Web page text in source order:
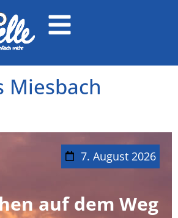
Miesbach
7. August 2026
auf dem Weg